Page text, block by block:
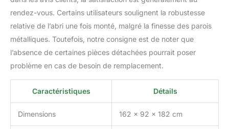
large de la porte de 64 x
160 cm (LxH) permet le
jardin encombrants, et
une ouverture facile
même en cas de neige.
aux instructions
pièces clairement
rendez-vous. Certains utilisateurs soulignent la robustesse
relative de l’abri une fois monté, malgré la finesse des parois
métalliques. Toutefois, notre consigne est de noter que
l’absence de certaines pièces détachées pourrait poser
problème en cas de besoin de remplacement.
Caractéristiques Détails
Dimensions 162 x 92 x 182 cm